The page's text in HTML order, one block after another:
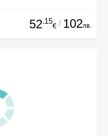
52.15
€ / 102лв.